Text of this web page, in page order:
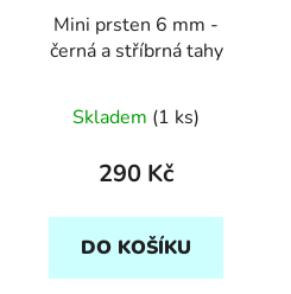
Mini prsten 6 mm -
černá a stříbrná tahy
Skladem (1 ks)
290 Kč
DO KOŠÍKU